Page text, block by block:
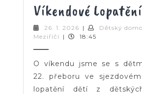
Víkendové Lopatění
26. 1. 2026 26.
1.
|
Dětský
Meziříčí Dětský
Meziříčí
| 18:45
O víkendu jsme se s
22. přeboru ve
lopatění dětí z